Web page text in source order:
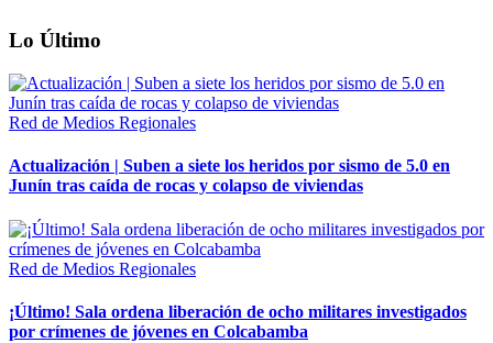
Lo Último
Red de Medios Regionales
Actualización | Suben a siete los heridos por sismo de 5.0 en
Junín tras caída de rocas y colapso de viviendas
Red de Medios Regionales
¡Último! Sala ordena liberación de ocho militares investigados
por crímenes de jóvenes en Colcabamba